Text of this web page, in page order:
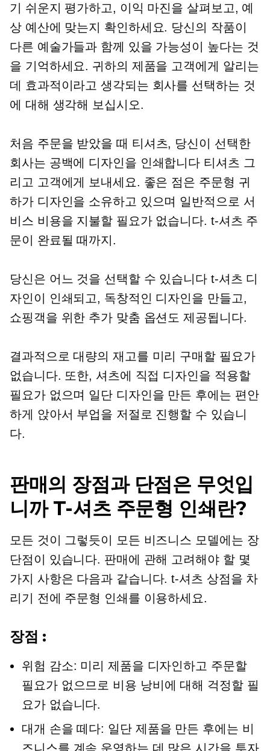
기 쉬운지 평가하고, 이익 마진을 살펴보고, 예
상 예산에 맞는지 확인하세요. 당신의 작품이
다른 예술가들과 함께 있을 가능성이 높다는 것
을 기억하세요. 귀하의 제품을 고객에게 알리는
데 효과적이라고 생각되는 회사를 선택하는 것
에 대해 생각해 보십시오.
처음 주문을 받았을 때 티셔츠, 당신이 선택한
회사는 공백에 디자인을 인쇄합니다 티셔츠 그
리고 고객에게 보내세요. 좋은 점은 주문형 귀
하가 디자인을 소유하고 있으며 일반적으로 서
비스 비용을 지불할 필요가 없습니다. t-셔츠 주
문이 완료될 때까지.
당신은 어느 것을 선택할 수 있습니다 t-셔츠 디
자인이 인쇄되고, 독창적인 디자인을 만들고,
쇼핑객을 위한 추가 맞춤 옵션도 제공됩니다.
결과적으로 대량의 재고를 미리 구매할 필요가
없습니다. 또한, 셔츠에 직접 디자인을 적용할
필요가 없으며 일단 디자인을 만든 후에는 편안
하게 앉아서 부업을 저절로 진행할 수 있습니
다.
판매의 장점과 단점은 무엇입
니까 T-셔츠 주문형 인쇄란?
모든 것이 그렇듯이 모든 비즈니스 모델에는 장
단점이 있습니다. 판매에 관해 고려해야 할 몇
가지 사항은 다음과 같습니다.t-셔츠 상점을 차
리기 전에 주문형 인쇄를 이용하세요.
장점 :
위험 감소: 미리 제품을 디자인하고 주문할
필요가 없으므로 비용 낭비에 대해 걱정할 필
요가 없습니다.
대개 손을 떼다: 일단 제품을 만든 후에는 비
즈니스를 계속 운영하는 데 많은 시간을 투자